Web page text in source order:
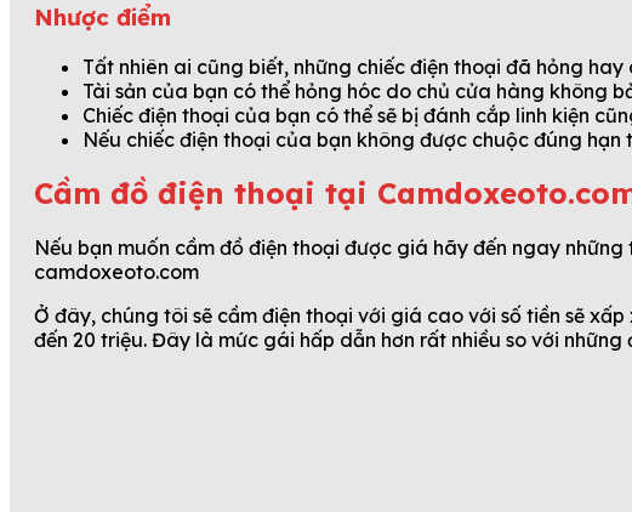
Nhược điểm
Tất nhiên ai cũng biết, những chiếc điện thoại đã hỏng
Tài sản của bạn có thể hỏng hóc do chủ cửa hàng không
Chiếc điện thoại của bạn có thể sẽ bị đánh cắp linh kiện
Nếu chiếc điện thoại của bạn không được chuộc đúng
Cầm đồ điện thoại tại
Nếu bạn muốn cầm đồ điện thoại được giá hãy đến ngay
camdoxeoto.com
Ở đây, chúng tôi sẽ cầm điện thoại với giá cao với số tiền sẽ
đến 20 triệu. Đây là mức gái hấp dẫn hơn rất nhiều so với